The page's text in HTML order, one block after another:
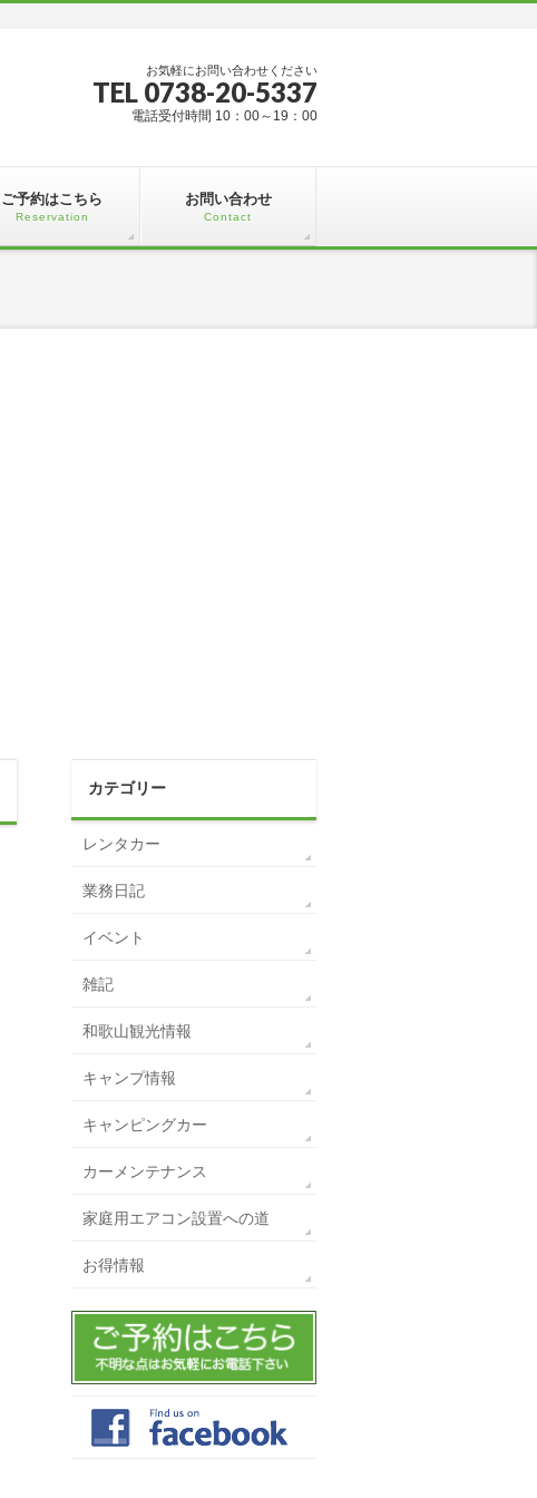
お気軽にお問い合わせください
TEL 0738-20-5337
電話受付時間 10：00～19：00
ご予約はこちら
Reservation
お問い合わせ
Contact
カテゴリー
レンタカー
業務日記
イベント
雑記
和歌山観光情報
キャンプ情報
キャンピングカー
カーメンテナンス
家庭用エアコン設置への道
お得情報